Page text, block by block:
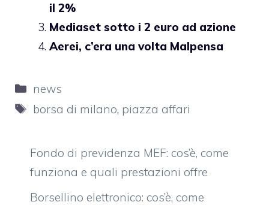
il 2%
Mediaset sotto i 2 euro ad azione
Aerei, c’era una volta Malpensa
Categorie
news
Tag
borsa di milano, piazza affari
Fondo di previdenza MEF: cos’è, come
funziona e quali prestazioni offre
Borsellino elettronico: cos’è, come